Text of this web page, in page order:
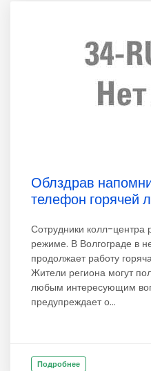
Облздрав
телефон горячей
Сотрудники колл-центра
режиме. В Волгограде в
продолжает работу
Жители региона могут
любым интересующим
предупреждает о...
Подробнее